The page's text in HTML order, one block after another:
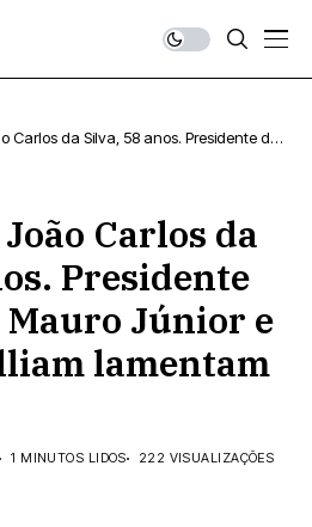
Carlos da Silva, 58 anos. Presidente da
Carlos da
Presidente
Mauro Júnior e
lamentam
1 MINUTOS LIDOS 222 VISUALIZAÇÕES